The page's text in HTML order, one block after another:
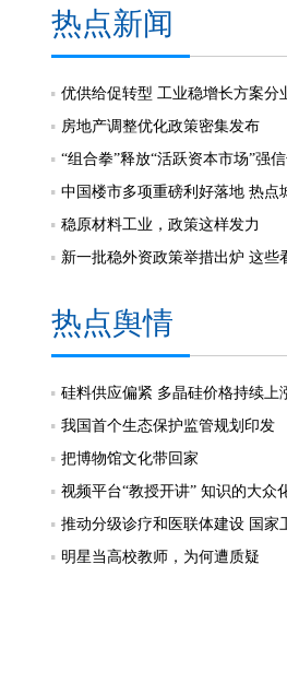
热点新闻
优供给促转型 工业稳增长方案分
房地产调整优化政策密集发布
“组合拳”释放“活跃资本市场”强
中国楼市多项重磅利好落地 热点
稳原材料工业，政策这样发力
新一批稳外资政策举措出炉 这些
热点舆情
硅料供应偏紧 多晶硅价格持续上
我国首个生态保护监管规划印发
把博物馆文化带回家
视频平台“教授开讲” 知识的大众
推动分级诊疗和医联体建设 国家
明星当高校教师，为何遭质疑